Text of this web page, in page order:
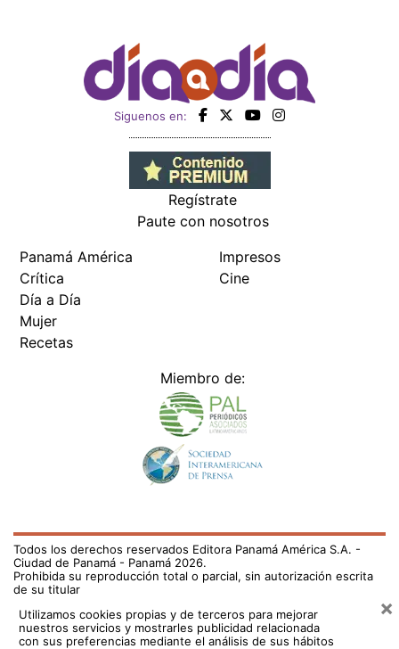
Siguenos en:
Regístrate
Paute con nosotros
Panamá América
Crítica
Día a Día
Mujer
Recetas
Impresos
Cine
Miembro de:
Todos los derechos reservados Editora Panamá América S.A. -
Ciudad de Panamá - Panamá 2026.
Prohibida su reproducción total o parcial, sin autorización escrita
de su titular
Utilizamos cookies propias y de terceros para mejorar
nuestros servicios y mostrarles publicidad relacionada
con sus preferencias mediante el análisis de sus hábitos
×